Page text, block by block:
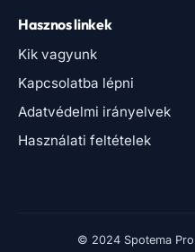
© 2024 Spotema